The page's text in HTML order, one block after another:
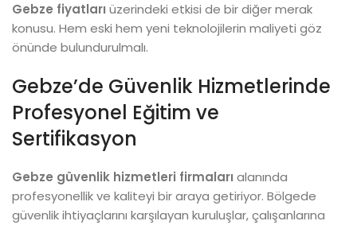
Gebze fiyatları üzerindeki etkisi de bir diğer merak
konusu. Hem eski hem yeni teknolojilerin maliyeti göz
önünde bulundurulmalı.
Gebze’de Güvenlik Hizmetlerinde
Profesyonel Eğitim ve
Sertifikasyon
Gebze güvenlik hizmetleri firmaları alanında
profesyonellik ve kaliteyi bir araya getiriyor. Bölgede
güvenlik ihtiyaçlarını karşılayan kuruluşlar, çalışanlarına